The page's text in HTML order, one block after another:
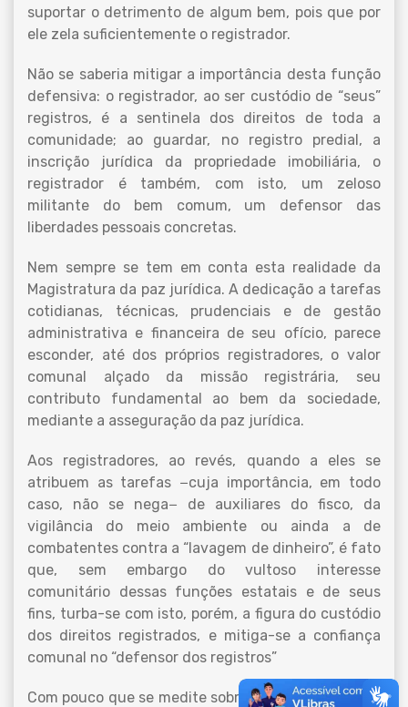
suportar o detrimento de algum bem, pois que por
ele zela suficientemente o registrador.
Não se saberia mitigar a importância desta função
defensiva: o registrador, ao ser custódio de “seus”
registros, é a sentinela dos direitos de toda a
comunidade; ao guardar, no registro predial, a
inscrição jurídica da propriedade imobiliária, o
registrador é também, com isto, um zeloso
militante do bem comum, um defensor das
liberdades pessoais concretas.
Nem sempre se tem em conta esta realidade da
Magistratura da paz jurídica. A dedicação a tarefas
cotidianas, técnicas, prudenciais e de gestão
administrativa e financeira de seu ofício, parece
esconder, até dos próprios registradores, o valor
comunal alçado da missão registrária, seu
contributo fundamental ao bem da sociedade,
mediante a asseguração da paz jurídica.
Aos registradores, ao revés, quando a eles se
atribuem as tarefas −cuja importância, em todo
caso, não se nega− de auxiliares do fisco, da
vigilância do meio ambiente ou ainda a de
combatentes contra a “lavagem de dinheiro”, é fato
que, sem embargo do vultoso interesse
comunitário dessas funções estatais e de seus
fins, turba-se com isto, porém, a figura do custódio
dos direitos registrados, e mitiga-se a confiança
comunal no “defensor dos registros”
Com pouco que se medite sobre o ponto, logo se vê